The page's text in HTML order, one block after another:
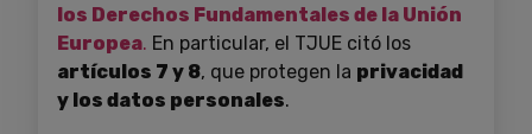
los Derechos Fundamentales de la Unión
Europea. En particular, el TJUE citó los
artículos 7 y 8, que protegen la privacidad
y los datos personales.